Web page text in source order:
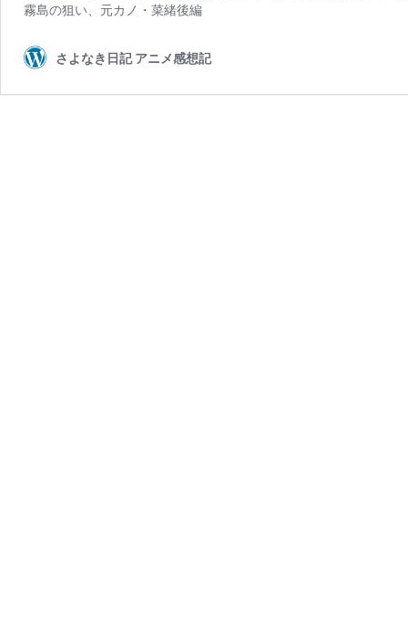
霧島の狙い、元カノ・菜緒後編
さよなき日記 アニメ感想記